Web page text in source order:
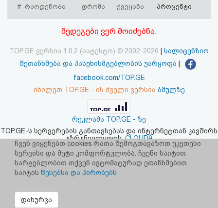
სალიცენზიო
შეთანხმება
პასუხისმგებლობის
უარყოფა
# რაოდენობა დროშა ქვეყანა პროცენტი
შედეგები ვერ მოიძებნა.
TOP.GE ვერსია 1.0.2 (სატესტო) © 2002-2026
სალიცენზიო
შეთანხმება და პასუხისმგებლობის უარყოფა
facebook.com/TOP.GE
იხილეთ TOP.GE - ის ძველი ვერსია ბმულზე
რეკლამა TOP.GE - ზე
TOP.GE-ს სერვერების განთავსებას და ინტერნეტთან კავშირს
უზრუნველყოფს:CLOUD9
ჩვენ ვიყენებთ cookies რათა შემოგთავაზოთ უკეთესი
სერვისი და მეტი კომფორტულობა. ჩვენი საიტით
სარგებლობით თქვენ ავტომატურად ეთანხმებით
საიტის წესებსა და პირობებს
დახურვა